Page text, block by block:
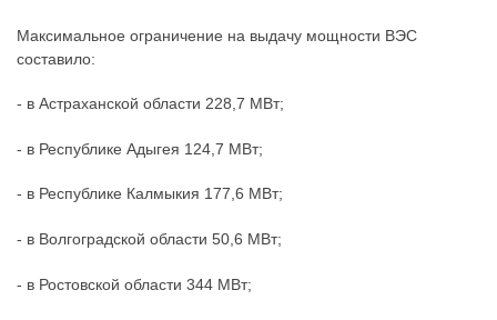
Максимальное ограничение на выдачу мощности ВЭС
составило:
- в Астраханской области 228,7 МВт;
- в Республике Адыгея 124,7 МВт;
- в Республике Калмыкия 177,6 МВт;
- в Волгоградской области 50,6 МВт;
- в Ростовской области 344 МВт;